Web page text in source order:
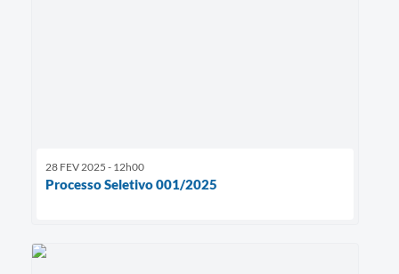
28 FEV 2025 - 12h00
Processo Seletivo 001/2025